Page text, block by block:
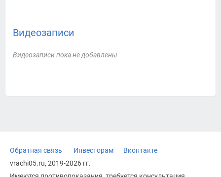
Видеозаписи
Видеозаписи пока не добавлены
Обратная связь Инвесторам
Вконтакте
vrachi05.ru, 2019-2026 гг.